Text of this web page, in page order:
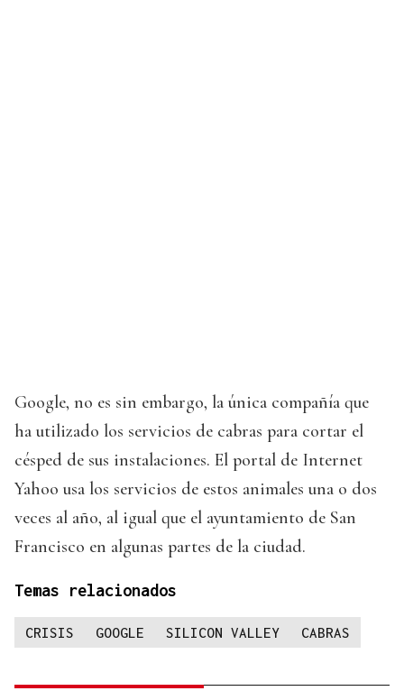
Google, no es sin embargo, la única compañía que
ha utilizado los servicios de cabras para cortar el
césped de sus instalaciones. El portal de Internet
Yahoo usa los servicios de estos animales una o dos
veces al año, al igual que el ayuntamiento de San
Francisco en algunas partes de la ciudad.
Temas relacionados
CRISIS GOOGLE SILICON VALLEY CABRAS